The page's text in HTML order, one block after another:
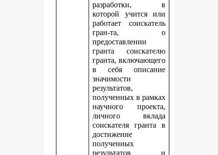
разработки, в
которой учится или
работает соискатель
гран-та, о
предоставлении
гранта соискателю
гранта, включающего
в себя описание
значимости
результатов,
полученных в рамках
научного проекта,
личного вклада
соискателя гранта в
достижение
полученных
результатов и